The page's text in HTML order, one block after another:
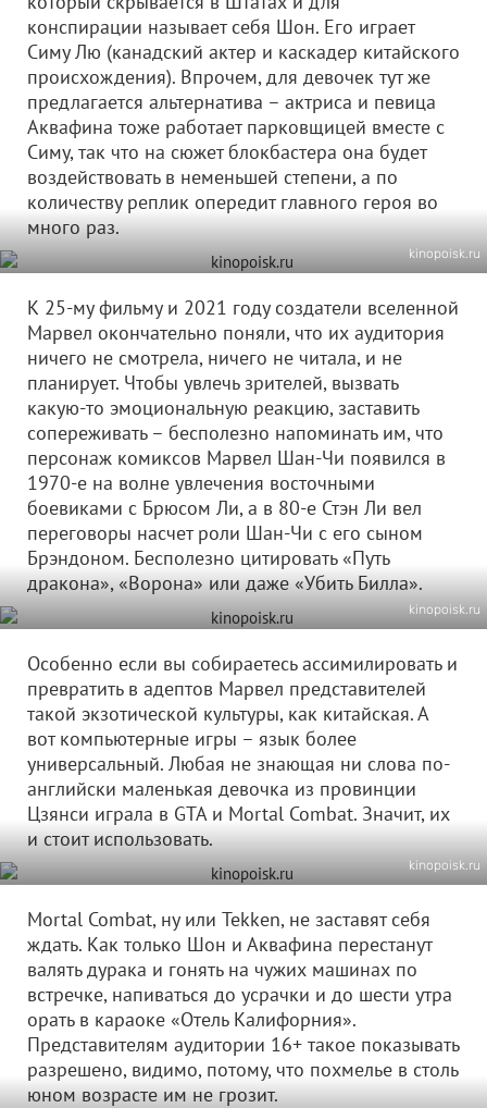
конспирации называет себя Шон. Его играет
Симу Лю (канадский актер и каскадер китайского
происхождения). Впрочем, для девочек тут же
предлагается альтернатива – актриса и певица
Аквафина тоже работает парковщицей вместе с
Симу, так что на сюжет блокбастера она будет
воздействовать в неменьшей степени, а по
количеству реплик опередит главного героя во
много раз.
kinopoisk.ru
К 25-му фильму и 2021 году создатели вселенной
Марвел окончательно поняли, что их аудитория
ничего не смотрела, ничего не читала, и не
планирует. Чтобы увлечь зрителей, вызвать
какую-то эмоциональную реакцию, заставить
сопереживать – бесполезно напоминать им, что
персонаж комиксов Марвел Шан-Чи появился в
1970-е на волне увлечения восточными
боевиками с Брюсом Ли, а в 80-е Стэн Ли вел
переговоры насчет роли Шан-Чи с его сыном
Брэндоном. Бесполезно цитировать «Путь
дракона», «Ворона» или даже «Убить Билла».
kinopoisk.ru
Особенно если вы собираетесь ассимилировать и
превратить в адептов Марвел представителей
такой экзотической культуры, как китайская. А
вот компьютерные игры – язык более
универсальный. Любая не знающая ни слова по-
английски маленькая девочка из провинции
Цзянси играла в GTA и Mortal Combat. Значит, их
и стоит использовать.
kinopoisk.ru
Mortal Combat, ну или Tekken, не заставят себя
ждать. Как только Шон и Аквафина перестанут
валять дурака и гонять на чужих машинах по
встречке, напиваться до усрачки и до шести утра
орать в караоке «Отель Калифорния».
Представителям аудитории 16+ такое показывать
разрешено, видимо, потому, что похмелье в столь
юном возрасте им не грозит.